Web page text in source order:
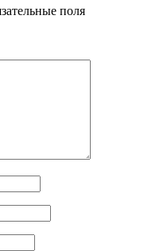
поля